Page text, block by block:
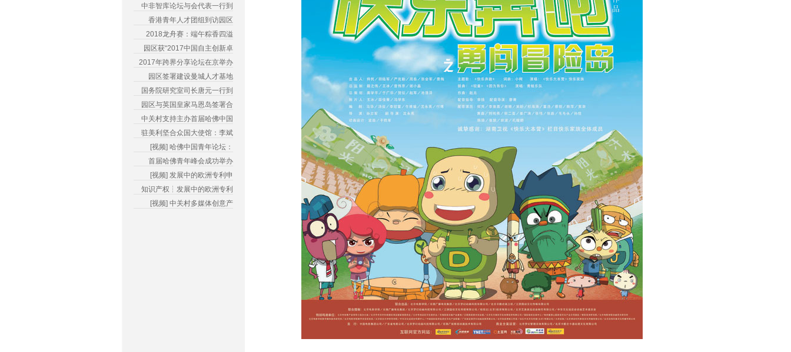
中非智库论坛与会代表一行到
香港青年人才团组到访园区
2018龙舟赛：端午粽香四溢
园区获“2017中国自主创新卓
2017年跨界分享论坛在京举办
园区签署建设曼城人才基地
国务院研究室司长唐元一行到
园区与英国皇家马恩岛签署合
中关村支持主办首届哈佛中国
驻美利坚合众国大使馆：李斌
[视频] 哈佛中国青年论坛：
首届哈佛青年峰会成功举办
[视频] 发展中的欧洲专利申
知识产权┆发展中的欧洲专利
[视频] 中关村多媒体创意产